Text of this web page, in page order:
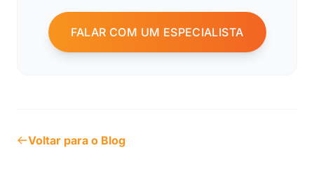
FALAR COM UM ESPECIALISTA
Voltar para o Blog